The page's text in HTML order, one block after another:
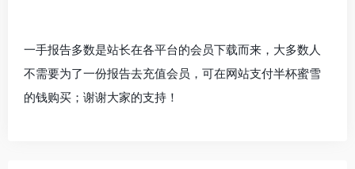
一手报告多数是站长在各平台的会员下载而来，大多数人
不需要为了一份报告去充值会员，可在网站支付半杯蜜雪
的钱购买；谢谢大家的支持！